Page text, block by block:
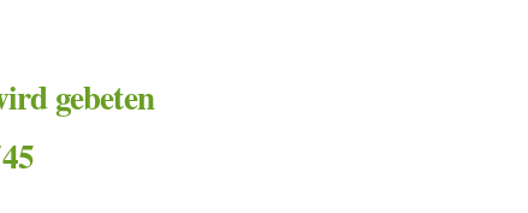
gebeten